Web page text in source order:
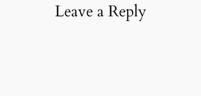
Leave a Reply